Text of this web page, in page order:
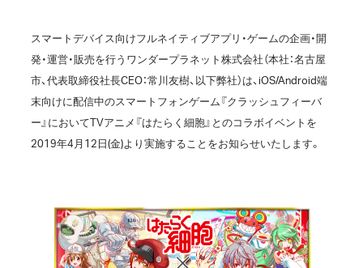
スマートデバイス向けフルネイティブアプリ・ゲームの企画・開
発・運営・販売を行うワンダープラネット株式会社（本社：名古屋
市、代表取締役社長CEO：常川友樹、以下弊社）は、iOS/Android端
末向けに配信中のスマートフォンゲーム『クラッシュフィーバ
ー』においてTVアニメ『はたらく細胞』とのコラボイベントを
2019年4月12日(金)より実施することをお知らせいたします。